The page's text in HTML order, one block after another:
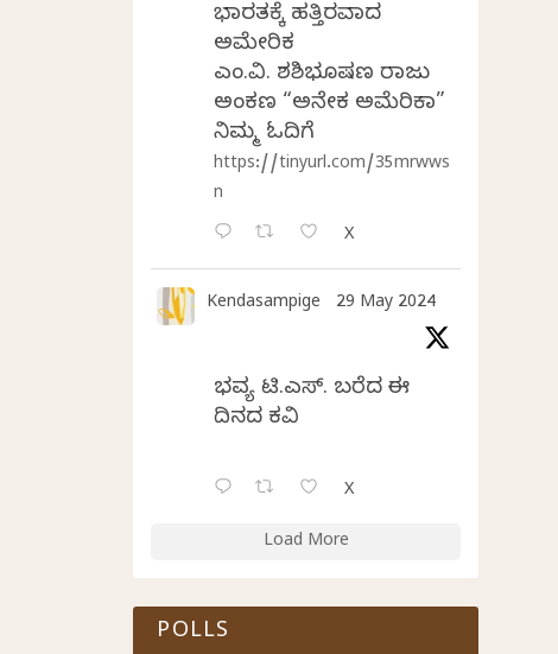
ಭಾರತಕ್ಕೆ ಹತ್ತಿರವಾದ
ಅಮೇರಿಕ
ಎಂ.ವಿ. ಶಶಿಭೂಷಣ ರಾಜು
ಅಂಕಣ “ಅನೇಕ ಅಮೆರಿಕಾ”
ನಿಮ್ಮ ಓದಿಗೆ
https://tinyurl.com/35mrwws
n
X
Kendasampige 29 May 2024
ಭವ್ಯ ಟಿ.ಎಸ್. ಬರೆದ ಈ
ದಿನದ ಕವಿತೆ
X
Load More
POLLS